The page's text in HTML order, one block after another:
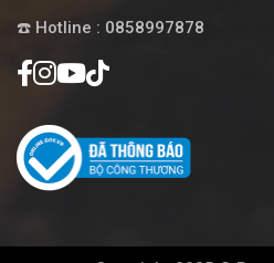
☎️ Hotline : 0858997878